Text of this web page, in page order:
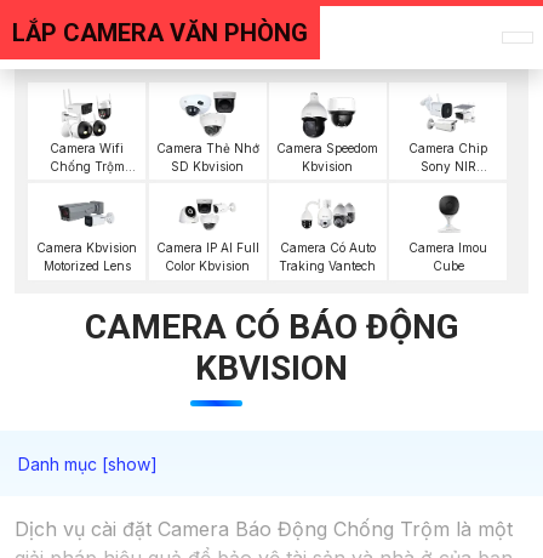
LẮP CAMERA VĂN PHÒNG
Camera Wifi
Chống Trộm
Camera Thẻ Nhớ
SD Kbvision
Camera Speedom
Kbvision
Camera Chip
Sony NIR
Camera Kbvision
Motorized Lens
Camera IP AI Full
Color Kbvision
Camera Có Auto
Traking Vantech
Camera Imou
Cube
CAMERA CÓ BÁO ĐỘNG
KBVISION
Dịch vụ cài đặt Camera Báo Động Chống Trộm là một